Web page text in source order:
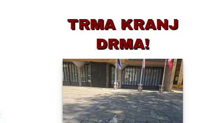
TRMA KRANJ
DRMA!